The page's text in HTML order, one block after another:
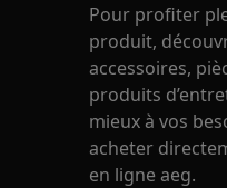
Pour profiter
produit,
accessoires,
produits
mieux à vos
acheter
en ligne aeg.